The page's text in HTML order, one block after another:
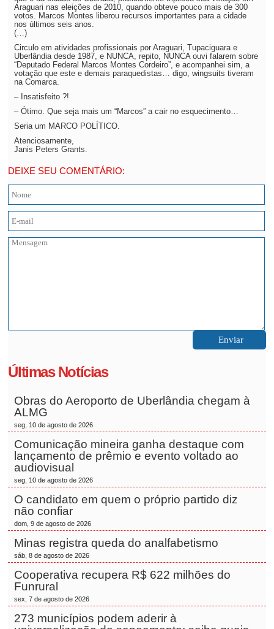
Araguari nas eleições de 2010, quando obteve pouco mais de 300
votos. Marcos Montes liberou recursos importantes para a cidade
nos últimos seis anos.
(…)
Circulo em atividades profissionais por Araguari, Tupaciguara e
Uberlândia desde 1987, e NUNCA, repito, NUNCA ouvi falarem sobre
“Deputado Federal Marcos Montes Cordeiro”, e acompanhei sim, a
votação que este e demais paraquedistas… digo, wingsuits tiveram
na Comarca.
– Insatisfeito ?!
– Ótimo. Que seja mais um “Marcos” a cair no esquecimento…
Seria um MARCO POLÍTICO.
Atenciosamente,
Janis Peters Grants.
DEIXE SEU COMENTÁRIO:
Últimas Notícias
Obras do Aeroporto de Uberlândia chegam à
ALMG
seg, 10 de agosto de 2026
Comunicação mineira ganha destaque com
lançamento de prêmio e evento voltado ao
audiovisual
seg, 10 de agosto de 2026
O candidato em quem o próprio partido diz
não confiar
dom, 9 de agosto de 2026
Minas registra queda do analfabetismo
sáb, 8 de agosto de 2026
Cooperativa recupera R$ 622 milhões do
Funrural
sex, 7 de agosto de 2026
273 municípios podem aderir à